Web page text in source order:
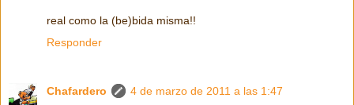
real como la (be)bida misma!!
Responder
Chafardero
4 de marzo de 2011 a las 1:47